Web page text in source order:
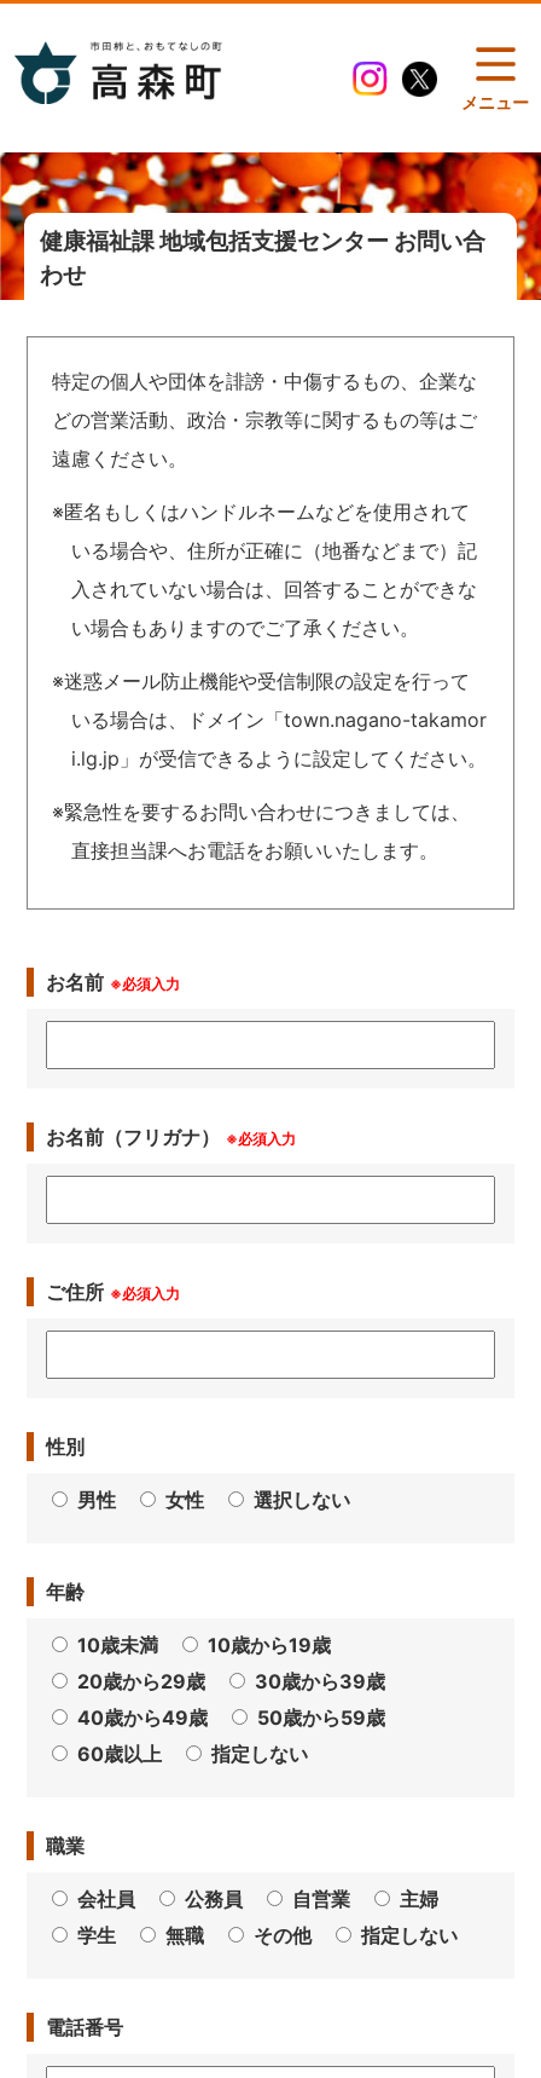
メニュー
健康福祉課 地域包括支援センター お問い合
わせ
特定の個人や団体を誹謗・中傷するもの、企業な
どの営業活動、政治・宗教等に関するもの等はご
遠慮ください。
※匿名もしくはハンドルネームなどを使用されて
いる場合や、住所が正確に（地番などまで）記
入されていない場合は、回答することができな
い場合もありますのでご了承ください。
※迷惑メール防止機能や受信制限の設定を行って
いる場合は、ドメイン「town.nagano-takamor
i.lg.jp」が受信できるように設定してください。
※緊急性を要するお問い合わせにつきましては、
直接担当課へお電話をお願いいたします。
お名前 ※必須入力
お名前（フリガナ） ※必須入力
ご住所 ※必須入力
性別
男性 女性 選択しない
年齢
10歳未満
10歳から19歳
20歳から29歳
30歳から39歳
40歳から49歳
50歳から59歳
60歳以上
指定しない
職業
会社員 公務員 自営業
主婦
学生
無職 その他 指定しない
電話番号